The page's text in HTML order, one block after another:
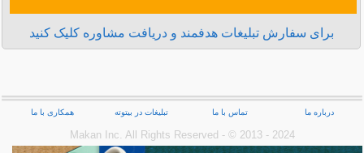
برای سفارش تبلیغات هدفمند و دریافت مشاوره کلیک کنید
درباره ما تماس با ما تبلیغات در بیتوته همکاری با ما
Makan Inc.‎ All Rights Reserved - © 2013 - 2024